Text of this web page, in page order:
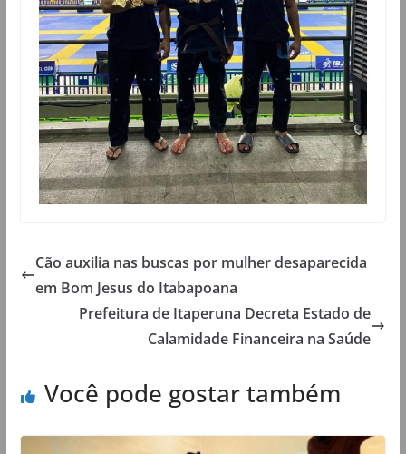
Cão auxilia nas buscas por mulher desaparecida
em Bom Jesus do Itabapoana
Prefeitura de Itaperuna Decreta Estado de
Calamidade Financeira na Saúde
Você pode gostar também